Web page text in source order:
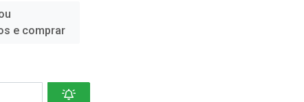
e comprar